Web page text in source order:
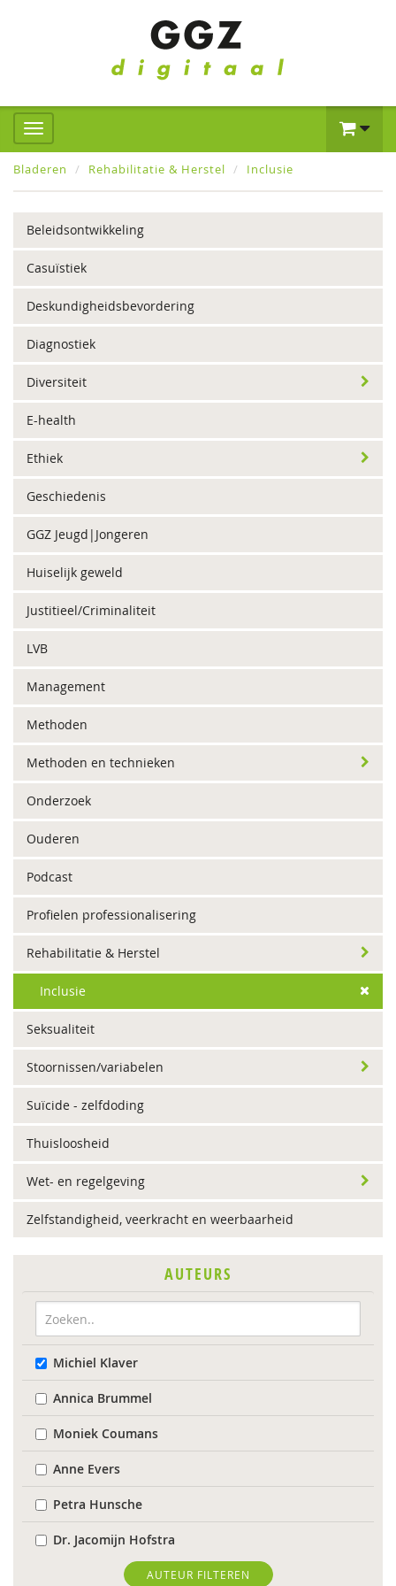
Bladeren Rehabilitatie & Herstel Inclusie
Beleidsontwikkeling
Casuïstiek
Deskundigheidsbevordering
Diagnostiek
Diversiteit
E-health
Ethiek
Geschiedenis
GGZ Jeugd|Jongeren
Huiselijk geweld
Justitieel/Criminaliteit
LVB
Management
Methoden
Methoden en technieken
Onderzoek
Ouderen
Podcast
Profielen professionalisering
Rehabilitatie & Herstel
Inclusie
Seksualiteit
Stoornissen/variabelen
Suïcide - zelfdoding
Thuisloosheid
Wet- en regelgeving
Zelfstandigheid, veerkracht en weerbaarheid
AUTEURS
Michiel Klaver
Annica Brummel
Moniek Coumans
Anne Evers
Petra Hunsche
Dr. Jacomijn Hofstra
Lies Korevaar AUTEUR FILTEREN